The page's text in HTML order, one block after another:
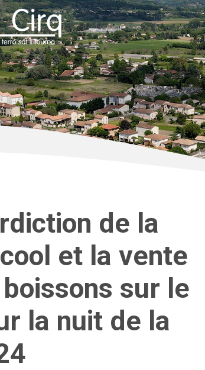
de la
et la vente
sur le
la nuit de la